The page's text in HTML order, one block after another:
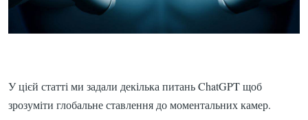
У цієй статті ми задали декілька питань ChatGPT щоб
зрозуміти глобальне ставлення до моментальних камер.